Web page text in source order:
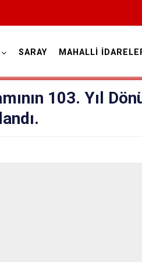
SARAY MAHALLİ
103. Yıl